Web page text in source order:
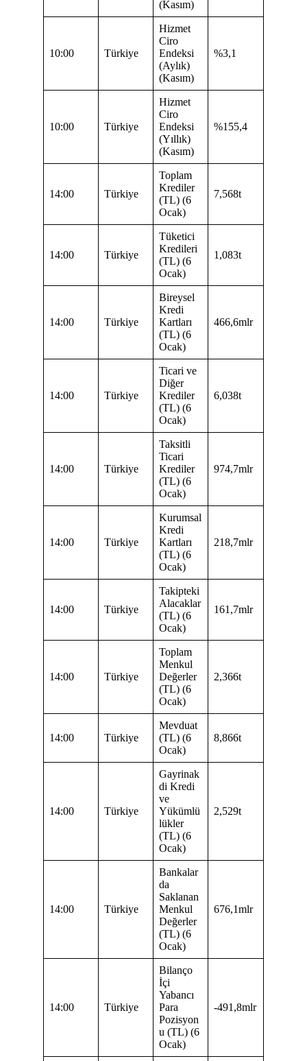
(Kasım)
10:00 Türkiye
Hizmet
Ciro
Endeksi
(Aylık)
(Kasım)
%3,1
10:00 Türkiye
Hizmet
Ciro
Endeksi
(Yıllık)
(Kasım)
%155,4
14:00 Türkiye
Toplam
Krediler
(TL) (6
Ocak)
7,568t
14:00 Türkiye
Tüketici
Kredileri
(TL) (6
Ocak)
1,083t
14:00 Türkiye
Bireysel
Kredi
Kartları
(TL) (6
Ocak)
466,6mlr
14:00 Türkiye
Ticari ve
Diğer
Krediler
(TL) (6
Ocak)
6,038t
14:00 Türkiye
Taksitli
Ticari
Krediler
(TL) (6
Ocak)
974,7mlr
14:00 Türkiye
Kurumsal
Kredi
Kartları
(TL) (6
Ocak)
218,7mlr
14:00 Türkiye
Takipteki
Alacaklar
(TL) (6
Ocak)
161,7mlr
14:00 Türkiye
Toplam
Menkul
Değerler
(TL) (6
Ocak)
2,366t
14:00 Türkiye
Mevduat
(TL) (6
Ocak)
8,866t
14:00 Türkiye
Gayrinak
di Kredi
ve
Yükümlü
lükler
(TL) (6
Ocak)
2,529t
14:00 Türkiye
Bankalar
da
Saklanan
Menkul
Değerler
(TL) (6
Ocak)
676,1mlr
14:00 Türkiye
Bilanço
İçi
Yabancı
Para
Pozisyon
u (TL) (6
Ocak)
-491,8mlr